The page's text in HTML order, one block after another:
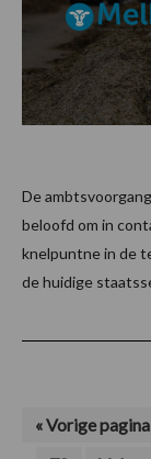
De
beloofd om in
knelpuntne in de
de huidige
«Ga
Vorige pagina